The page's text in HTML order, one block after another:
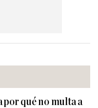
qué no multa a